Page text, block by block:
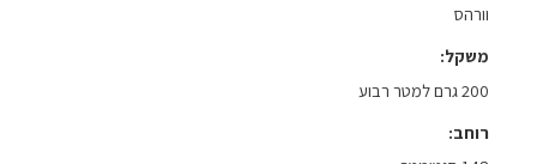
וורהס
משקל
200 גרם למטר רבוע
רוחב